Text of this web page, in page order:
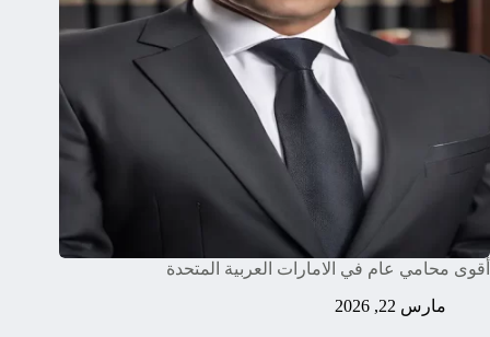
أقوى محامي عام في الامارات العربية المتحدة
مارس 22, 2026